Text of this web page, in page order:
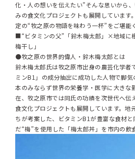
化・人の想いを伝えたい”そんな思いから
みの食文化プロジェクトも展開しています
定の“牧之原の物語を味わう一杯”をご堪能
■“ビタミンの父”「鈴木梅太郎」×地域に
梅干し」
●牧之原の世界的偉人・鈴木梅太郎とは
鈴木梅太郎氏は牧之原市出身の農芸化学者
ミンB1」の成分抽出に成功した人物で脚
本のみならず世界の栄養学・医学に大きな
在、牧之原市では同氏の功績を次世代へ伝
食文化プロジェクトも展開しています。地
ちが考案した、ビタミンB1が豊富な食材
だ“梅”を使用した「梅太郎丼」を市内の飲